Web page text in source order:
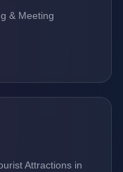
& Meeting
Attractions in